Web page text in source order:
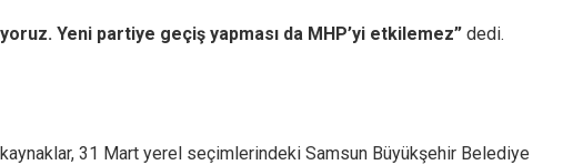
Yeni partiye geçiş yapması da MHP’yi etkilemez” dedi.
kaynaklar, 31 Mart yerel seçimlerindeki Samsun Büyükşehir Belediye